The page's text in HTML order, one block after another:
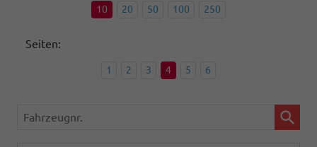
10 20 50 100 250
Seiten:
1 2 3 4 5 6
Fahrzeugnr.